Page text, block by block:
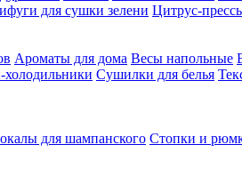
для сушки зелени Цитрус-
Ароматы для дома Весы напольные
Сушилки для белья
для шампанского Стопки и